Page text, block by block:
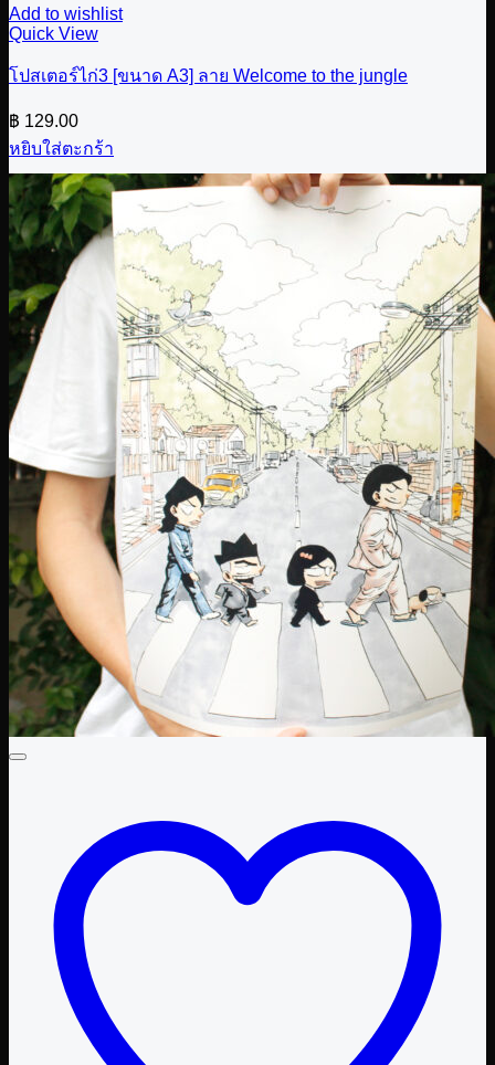
Add to wishlist
Quick View
โปสเตอร์ไก่3 [ขนาด A3] ลาย Welcome to the jungle
฿ 129.00
หยิบใส่ตะกร้า